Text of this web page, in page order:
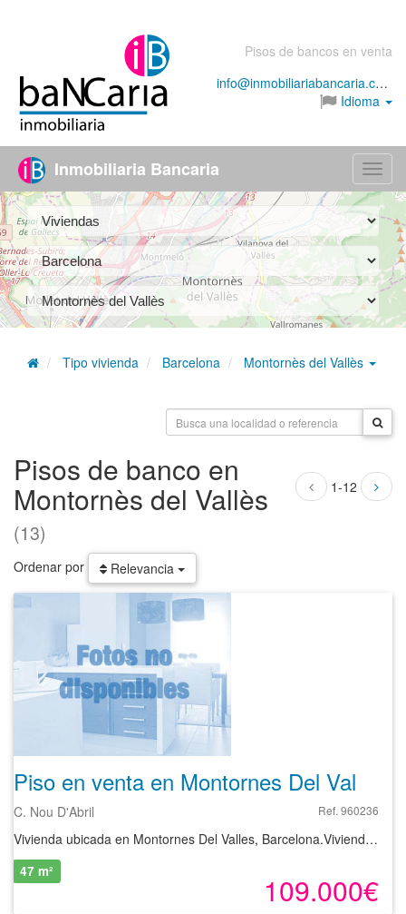
Pisos de bancos en venta
info@inmobiliariabancaria.com
Idioma
Menú
Inmobiliaria Bancaria
Tipo vivienda Barcelona Montornès del Vallès
1-12
Pisos de banco en
Montornès del Vallès
(13)
Ordenar por Relevancia
C. Nou D'Abril Ref. 960236
Vivienda ubicada en Montornes Del Valles, Barcelona.Vivienda para quienes quieran vivir en una zona tranquila para aquellos que busquen invertir para arrendamiento con una muy buena rentabilidad.Todo ello, además, con excelentes comunicaciones por transporte público y carreteras.Consulte la disponibilidad de los inmuebles y solicite información sin compromiso.
109.000€
47 m²